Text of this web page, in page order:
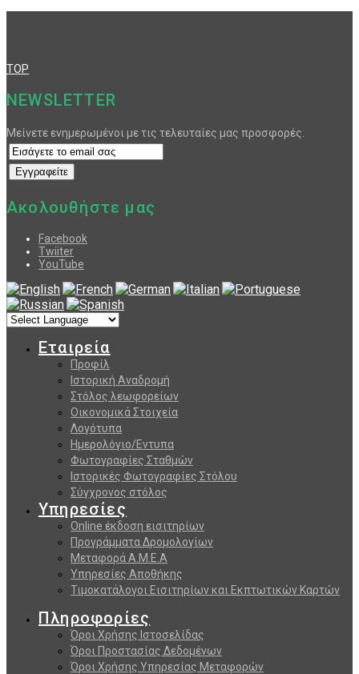
TOP
NEWSLETTER
Μείνετε ενημερωμένοι με τις τελευταίες μας προσφορές.
Ακολουθήστε μας
Facebook
Twiiter
YouTube
Εταιρεία
Προφίλ
Ιστορική Αναδρομή
Στόλος λεωφορείων
Οικονομικά Στοιχεία
Λογότυπα
Ημερολόγιο/Εντυπα
Φωτογραφίες Σταθμών
Ιστορικές Φωτογραφίες Στόλου
Σύγχρονος στόλος
Υπηρεσίες
Online έκδοση εισιτηρίων
Προγράμματα Δρομολογίων
Μεταφορά Α.Μ.Ε.Α
Υπηρεσίες Αποθήκης
Τιμοκατάλογοι Εισιτηρίων και Εκπτωτικών Καρτών
Πληροφορίες
Όροι Χρήσης Ιστοσελίδας
Όροι Προστασίας Δεδομένων
Όροι Χρήσης Υπηρεσίας Μεταφορών